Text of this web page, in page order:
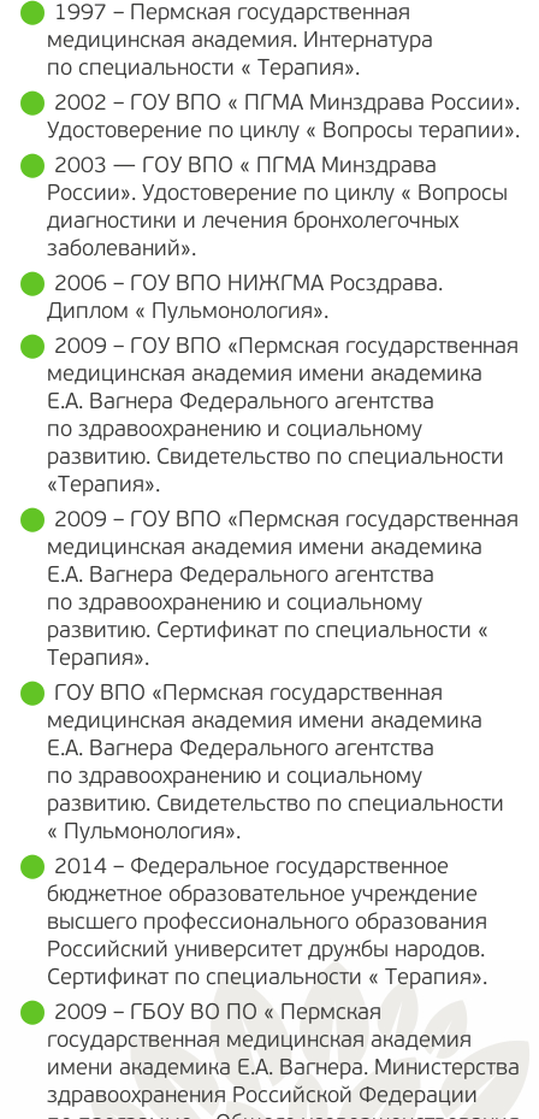
1997 – Пермская государственная
медицинская академия. Интернатура
по специальности « Терапия».
2002 – ГОУ ВПО « ПГМА Минздрава России».
Удостоверение по циклу « Вопросы терапии».
2003 — ГОУ ВПО « ПГМА Минздрава
России». Удостоверение по циклу « Вопросы
диагностики и лечения бронхолегочных
заболеваний».
2006 – ГОУ ВПО НИЖГМА Росздрава.
Диплом « Пульмонология».
2009 – ГОУ ВПО «Пермская государственная
медицинская академия имени академика
Е.А. Вагнера Федерального агентства
по здравоохранению и социальному
развитию. Свидетельство по специальности
«Терапия».
2009 – ГОУ ВПО «Пермская государственная
медицинская академия имени академика
Е.А. Вагнера Федерального агентства
по здравоохранению и социальному
развитию. Сертификат по специальности «
Терапия».
ГОУ ВПО «Пермская государственная
медицинская академия имени академика
Е.А. Вагнера Федерального агентства
по здравоохранению и социальному
развитию. Свидетельство по специальности
« Пульмонология».
2014 – Федеральное государственное
бюджетное образовательное учреждение
высшего профессионального образования
Российский университет дружбы народов.
Сертификат по специальности « Терапия».
2009 – ГБОУ ВО ПО « Пермская
государственная медицинская академия
имени академика Е.А. Вагнера. Министерства
здравоохранения Российской Федерации